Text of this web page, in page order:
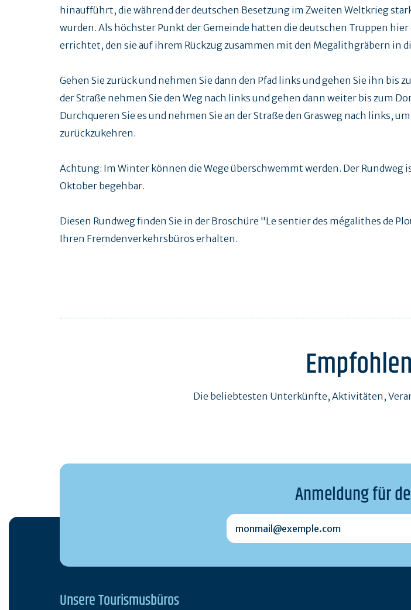
hinaufführt, die während der deutschen Besetzung im Zweiten Weltkrieg
wurden. Als höchster Punkt der Gemeinde hatten die deutschen Truppen hier
errichtet, den sie auf ihrem Rückzug zusammen mit den Megalithgräbern in
Gehen Sie zurück und nehmen Sie dann den Pfad links und gehen Sie ihn bis
der Straße nehmen Sie den Weg nach links und gehen dann weiter bis zum
Durchqueren Sie es und nehmen Sie an der Straße den Grasweg nach links,
zurückzukehren.
Achtung: Im Winter können die Wege überschwemmt werden. Der Rundweg
Oktober begehbar.
Diesen Rundweg finden Sie in der Broschüre "Le sentier des mégalithes de
Ihren Fremdenverkehrsbüros erhalten.
Die beliebtesten Unterkünfte, Aktivitäten,
Anmeldung für
monmail@exemple.com
Unsere Tourismusbüros